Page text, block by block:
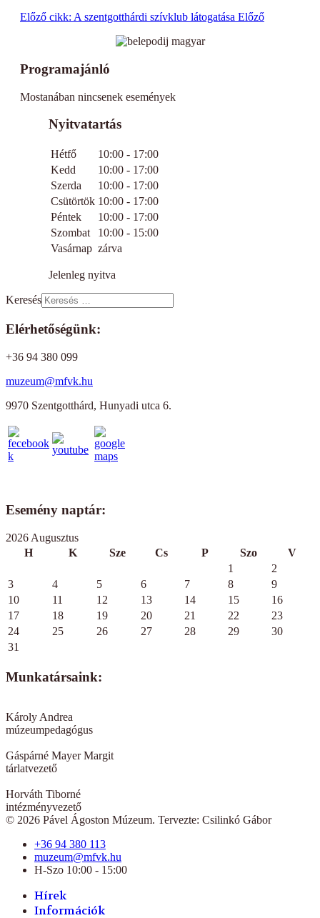
Előző cikk: A szentgotthárdi szívklub látogatása Előző
Programajánló
Mostanában nincsenek események
Nyitvatartás
Hétfő
10:00 - 17:00
Kedd
10:00 - 17:00
Szerda
10:00 - 17:00
Csütörtök 10:00 - 17:00
Péntek
10:00 - 17:00
Szombat
10:00 - 15:00
Vasárnap zárva
Jelenleg nyitva
Keresés
Elérhetőségünk:
+36 94 380 099
muzeum@mfvk.hu
9970 Szentgotthárd, Hunyadi utca 6.
Esemény naptár:
2026 Augusztus
H
K Sze Cs P Szo
V
1
2
3
4 5 6 7 8
9
10
11 12 13 14 15
16
17
18 19 20 21 22
23
24
25 26 27 28 29
30
31
Munkatársaink:
Károly Andrea
múzeumpedagógus
Gáspárné Mayer Margit
tárlatvezető
Horváth Tiborné
intézményvezető
© 2026 Pável Ágoston Múzeum. Tervezte: Csilinkó Gábor
+36 94 380 113
muzeum@mfvk.hu
H-Szo 10:00 - 15:00
Hírek
Információk